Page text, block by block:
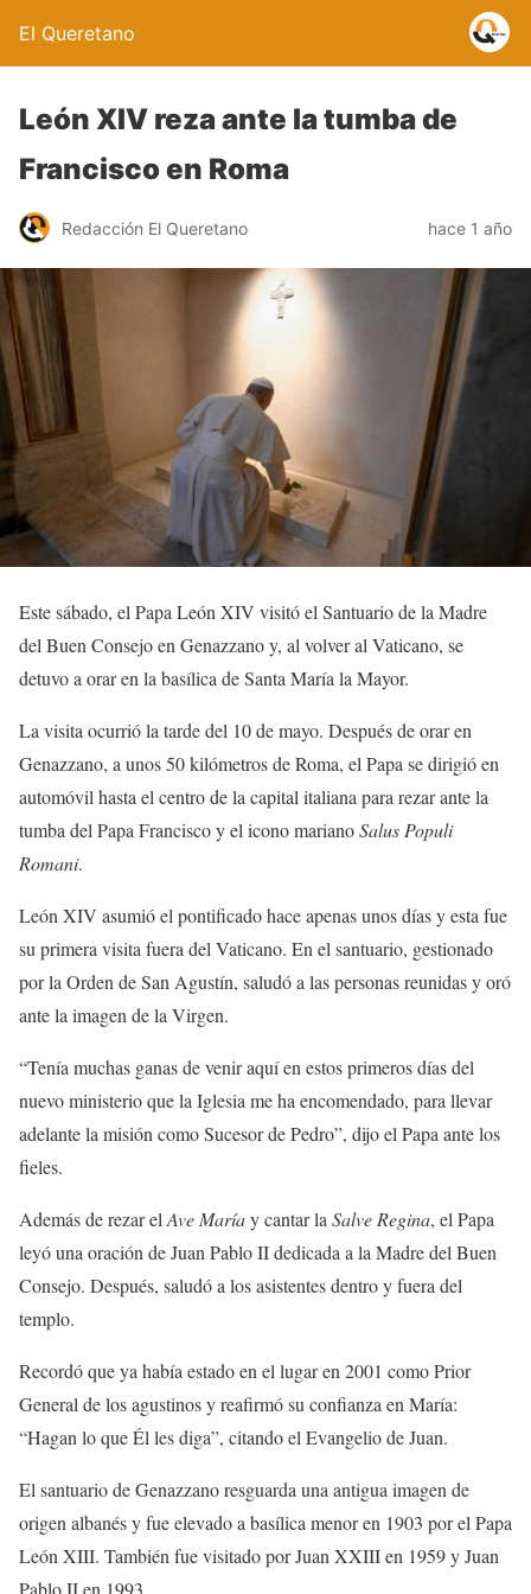
El Queretano
León XIV reza ante la tumba de
Francisco en Roma
Redacción El Queretano hace 1 año
Este sábado, el Papa León XIV visitó el Santuario de la Madre
del Buen Consejo en Genazzano y, al volver al Vaticano, se
detuvo a orar en la basílica de Santa María la Mayor.
La visita ocurrió la tarde del 10 de mayo. Después de orar en
Genazzano, a unos 50 kilómetros de Roma, el Papa se dirigió en
automóvil hasta el centro de la capital italiana para rezar ante la
tumba del Papa Francisco y el icono marianoSalus Populi
Romani.
León XIV asumió el pontificado hace apenas unos días y esta fue
su primera visita fuera del Vaticano. En el santuario, gestionado
por la Orden de San Agustín, saludó a las personas reunidas y oró
ante la imagen de la Virgen.
“Tenía muchas ganas de venir aquí en estos primeros días del
nuevo ministerio que la Iglesia me ha encomendado, para llevar
adelante la misión como Sucesor de Pedro”, dijo el Papa ante los
fieles.
Además de rezar elAve Maríay cantar laSalve Regina, el Papa
leyó una oración de Juan Pablo II dedicada a la Madre del Buen
Consejo. Después, saludó a los asistentes dentro y fuera del
templo.
Recordó que ya había estado en el lugar en 2001 como Prior
General de los agustinos y reafirmó su confianza en María:
“Hagan lo que Él les diga”, citando el Evangelio de Juan.
El santuario de Genazzano resguarda una antigua imagen de
origen albanés y fue elevado a basílica menor en 1903 por el Papa
León XIII. También fue visitado por Juan XXIII en 1959 y Juan
Pablo II en 1993.